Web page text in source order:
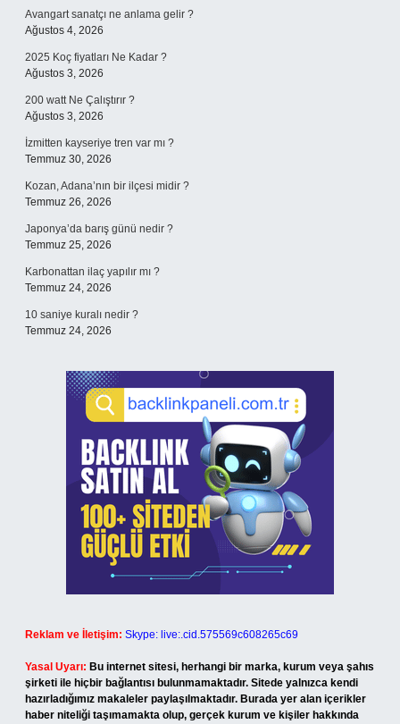
Avangart sanatçı ne anlama gelir ?
Ağustos 4, 2026
2025 Koç fiyatları Ne Kadar ?
Ağustos 3, 2026
200 watt Ne Çalıştırır ?
Ağustos 3, 2026
İzmitten kayseriye tren var mı ?
Temmuz 30, 2026
Kozan, Adana’nın bir ilçesi midir ?
Temmuz 26, 2026
Japonya’da barış günü nedir ?
Temmuz 25, 2026
Karbonattan ilaç yapılır mı ?
Temmuz 24, 2026
10 saniye kuralı nedir ?
Temmuz 24, 2026
Reklam ve İletişim: Skype: live:.cid.575569c608265c69
Yasal Uyarı: Bu internet sitesi, herhangi bir marka, kurum veya şahıs
şirketi ile hiçbir bağlantısı bulunmamaktadır. Sitede yalnızca kendi
hazırladığımız makaleler paylaşılmaktadır. Burada yer alan içerikler
haber niteliği taşımamakta olup, gerçek kurum ve kişiler hakkında